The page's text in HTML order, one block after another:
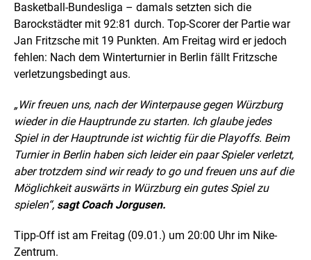
Basketball-Bundesliga – damals setzten sich die
Barockstädter mit 92:81 durch. Top-Scorer der Partie war
Jan Fritzsche mit 19 Punkten. Am Freitag wird er jedoch
fehlen: Nach dem Winterturnier in Berlin fällt Fritzsche
verletzungsbedingt aus.
„Wir freuen uns, nach der Winterpause gegen Würzburg
wieder in die Hauptrunde zu starten. Ich glaube jedes
Spiel in der Hauptrunde ist wichtig für die Playoffs. Beim
Turnier in Berlin haben sich leider ein paar Spieler verletzt,
aber trotzdem sind wir ready to go und freuen uns auf die
Möglichkeit auswärts in Würzburg ein gutes Spiel zu
spielen“, sagt Coach Jorgusen.
Tipp-Off ist am Freitag (09.01.) um 20:00 Uhr im Nike-
Zentrum.